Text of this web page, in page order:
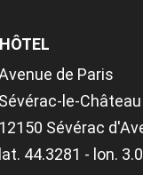
de Paris
Sévérac-le-Château
12150 Sévérac
lat. 44.3281 - lon.